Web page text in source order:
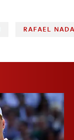
RAFAEL